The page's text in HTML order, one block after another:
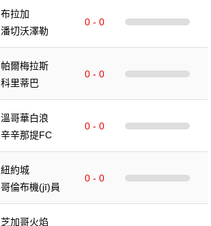
布拉加
0 - 0
潘切沃澤勒
帕爾梅拉斯
0 - 0
科里蒂巴
溫哥華白浪
0 - 0
辛辛那提FC
紐約城
0 - 0
哥倫布機(jī)員
芝加哥火焰